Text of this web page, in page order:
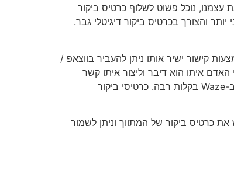
עצמנו, נוכל פשוט לשלוף כרטיס ביקור
והצורך בכרטיס ביקור דיגיטלי גבר.
קישור ישיר אותו ניתן להעביר בווצאפ /
איתו הוא דיבר וליצור איתו קשר
בלחיצת כפתור. כפתורים קלים ופשוטים בכרטיס הביקור יאפשרו ללקוח להתקשר, לשלוח מייל, לשלוח ווצאפ או להתחיל מסלול ב-Waze בקלות רבה. כרטיסי ביקור
מסרון שם יש את כרטיס ביקור של המתווך וניתן לשמור